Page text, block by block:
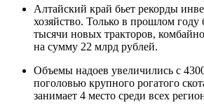
Алтайский край бьет рекорды
хозяйство. Только в прошлом году
тысячи новых тракторов,
на сумму 22 млрд рублей.
Объемы надоев увеличились с
поголовью крупного рогатого
занимает 4 место среди всех